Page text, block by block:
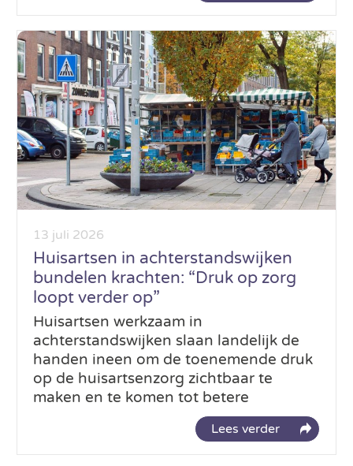
13 juli 2026
Huisartsen in achterstandswijken
bundelen krachten: “Druk op zorg
loopt verder op”
Huisartsen werkzaam in
achterstandswijken slaan landelijk de
handen ineen om de toenemende druk
op de huisartsenzorg zichtbaar te
maken en te komen tot betere
Lees verder